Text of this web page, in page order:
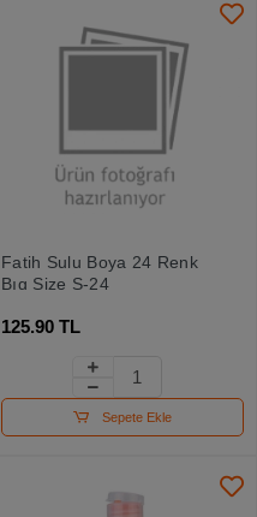
Fatih Sulu Boya 24 Renk
Bıg Size S-24
125.90 TL
Sepete Ekle